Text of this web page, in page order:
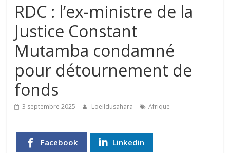
RDC : l’ex-ministre de la
Justice Constant
Mutamba condamné
pour détournement de
fonds
3 septembre 2025 Loeildusahara Afrique
Facebook Linkedin